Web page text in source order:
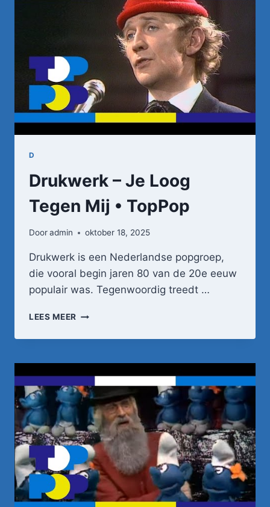
D
Drukwerk – Je Loog
Tegen Mij • TopPop
Dooradmin oktober 18, 2025
Drukwerk is een Nederlandse popgroep,
die vooral begin jaren 80 van de 20e eeuw
populair was. Tegenwoordig treedt …
LEES MEER DRUKWERK
JE
TEGEN
MIJ
•
TOPPOP